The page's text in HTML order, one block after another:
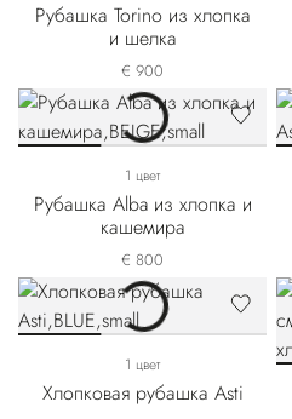
Рубашка Torino из хлопка
и шелка
€ 900
1 цвет
Рубашка Alba из хлопка и
кашемира
€ 800
1 цвет
Хлопковая рубашка Asti